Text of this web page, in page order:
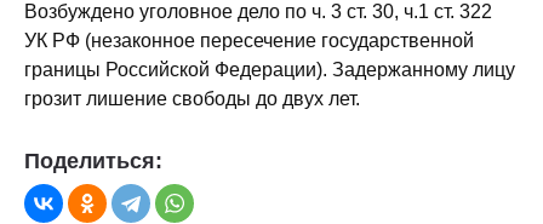
Возбуждено уголовное дело по ч. 3 ст. 30, ч.1 ст. 322
УК РФ (незаконное пересечение государственной
границы Российской Федерации). Задержанному лицу
грозит лишение свободы до двух лет.
Поделиться: